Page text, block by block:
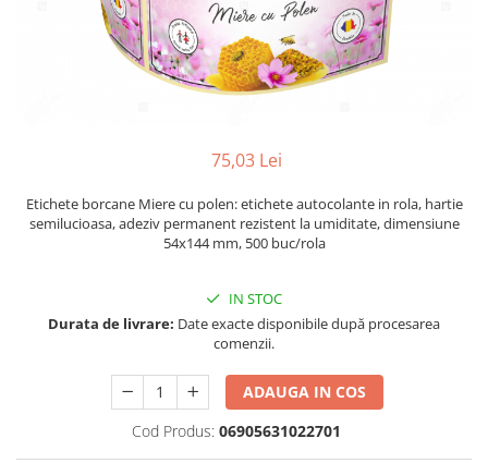
Plicuri de carton
Plicuri cu bule
Plicuri ecommerce
Pungi ziplock cu fermoar
75,03 Lei
Etichete borcane Miere cu polen: etichete autocolante in rola, hartie
semilucioasa, adeziv permanent rezistent la umiditate, dimensiune
54x144 mm, 500 buc/rola
IN STOC
Durata de livrare: Date exacte disponibile după procesarea
comenzii.
ADAUGA IN COS
Cod Produs: 06905631022701